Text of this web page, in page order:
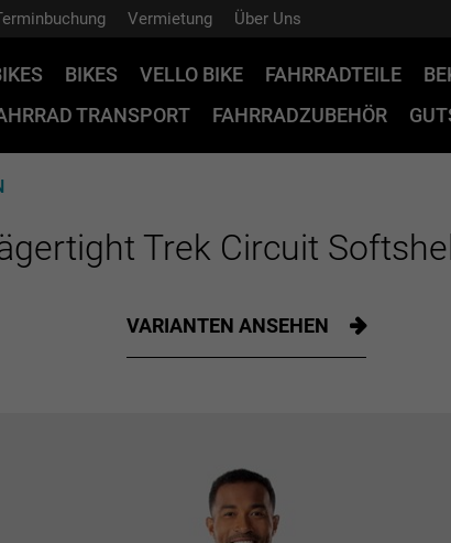
Vermietung Über Uns
BIKES VELLO BIKE FAHRRADTEILE
TRANSPORT
FAHRRADZUBEHÖR
Trek Circuit
VARIANTEN ANSEHEN